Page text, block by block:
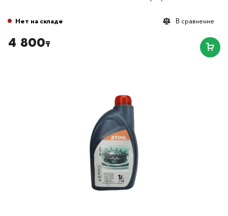
В сравнение
Нет на складе
4 800₸